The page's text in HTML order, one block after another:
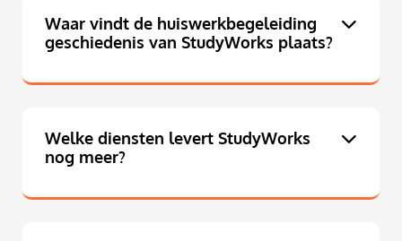
Waar vindt de huiswerkbegeleiding
geschiedenis van StudyWorks plaats?
Welke diensten levert StudyWorks
nog meer?